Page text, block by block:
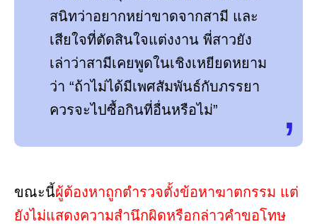
สนิทว่าอยากหย่าขาดจากสามี และ
เสียใจที่ตัดสินใจแต่งงาน พี่สาวยัง
เล่าว่าสามีเคยพูดในเชิงเหยียดหยาม
ว่า “ถ้าไม่ได้มีเพศสัมพันธ์กับภรรยา
ควรจะไปซื้อกินที่อื่นหรือไม่”
ขณะนี้ผู้ต้องหาถูกตำรวจตั้งข้อหาฆาตกรรม แต่
ยังไม่แสดงความสำนึกผิดหรือกล่าวคำขอโทษ